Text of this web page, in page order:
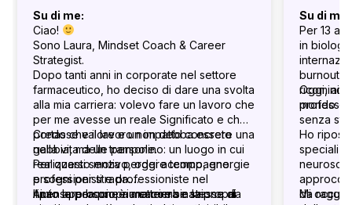
Su di me:
Ciao!
Sono Laura, Mindset Coach & Career
Strategist.
Dopo tanti anni in corporate nel settore
farmaceutico, ho deciso di dare una svolta
alla mia carriera: volevo fare un lavoro che
per me avesse un reale Significato e che
portasse valore e un impatto concreto
nella vita delle persone.
Per questo motivo, oggi accompagno
professionisti e professioniste nel
ripensare la propria carriera e la propria
Credo che il lavoro non debba essere una
gabbia, ma un trampolino: un luogo in cui
realizzarsi senza perdere tempo, energie
e sogni per strada.
Aiuto le persone a mettere se stesse al
Il mio approccio è una combinazione di
Su di me:
Per 13
in
burnout,
Oggi,
mondo
senza
Ho
da
Mi